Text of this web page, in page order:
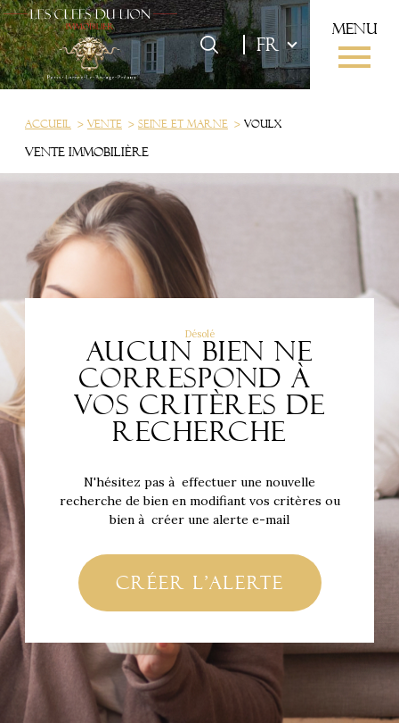
menu
Langue
FR
Accueil 0 Langue
FR
Accueil Vente Seine et marne Voulx
Vente immobilière
Désolé
Aucun bien ne
correspond à
vos critères de
recherche
N'hésitez pas à effectuer une nouvelle
recherche de bien en modifiant vos critères ou
bien à créer une alerte e-mail
créer l'alerte